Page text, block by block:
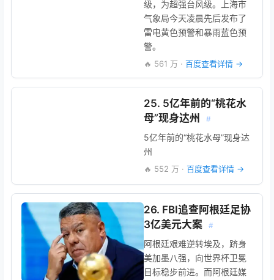
级，为超强台风级。上海市
气象局今天凌晨先后发布了
雷电黄色预警和暴雨蓝色预
警。
🔥 561 万 · 百度查看详情 →
25. 5亿年前的“桃花水
母”现身达州
#
5亿年前的“桃花水母”现身达
州
🔥 552 万 · 百度查看详情 →
26. FBI追查阿根廷足协
3亿美元大案
#
阿根廷艰难逆转埃及，跻身
美加墨八强，向世界杯卫冕
目标稳步前进。而阿根廷媒